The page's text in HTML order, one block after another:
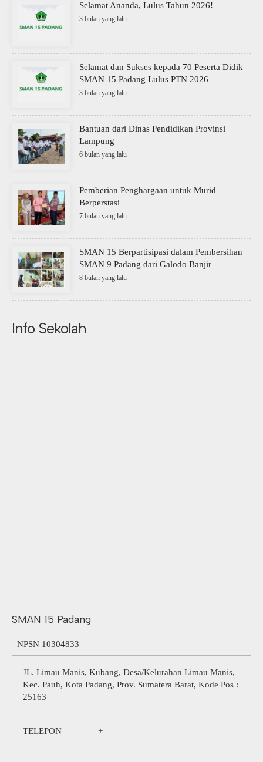
Selamat Ananda, Lulus Tahun 2026!
3 bulan yang lalu
Selamat dan Sukses kepada 70 Peserta Didik
SMAN 15 Padang Lulus PTN 2026
3 bulan yang lalu
Bantuan dari Dinas Pendidikan Provinsi
Lampung
6 bulan yang lalu
Pemberian Penghargaan untuk Murid
Berperstasi
7 bulan yang lalu
SMAN 15 Berpartisipasi dalam Pembersihan
SMAN 9 Padang dari Galodo Banjir
8 bulan yang lalu
Info Sekolah
SMAN 15 Padang
NPSN 10304833
JL. Limau Manis, Kubang, Desa/Kelurahan Limau Manis,
Kec. Pauh, Kota Padang, Prov. Sumatera Barat, Kode Pos :
25163
TELEPON +